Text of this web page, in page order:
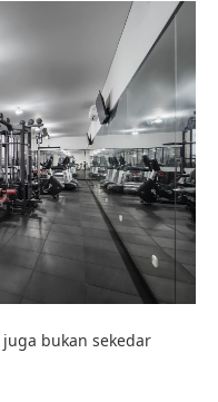
juga bukan sekedar